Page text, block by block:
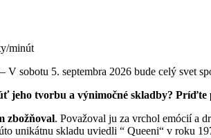
minút
V sobotu 5. septembra 2026 bude celý svet
jeho tvorbu a výnimočné skladby? Príďte
zbožňoval. Považoval ju za vrchol emócií a
unikátnu skladu uviedli “ Queeni“ v roku